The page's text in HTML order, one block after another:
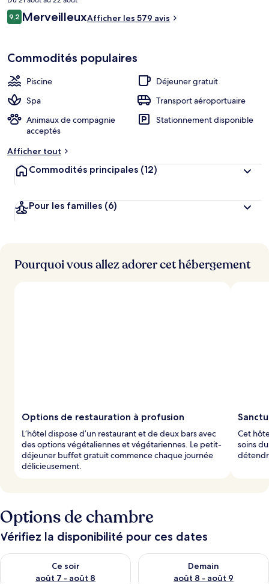
de 688 $ CA
Avis
9,29,2 sur 10 –
MerveilleuxAfficher les 579 avis
Commodités populaires
Piscine
Déjeuner gratuit
Spa
Transport aéroportuaire
Animaux de compagnie
acceptés
Stationnement disponible
Afficher tout
Commodités principales (12)
Pour les familles (6)
Pourquoi vous allez adorer cet hébergement
Options de restauration à profusion
L’hôtel dispose d’un restaurant et de deux bars avec
des options végétaliennes et végétariennes. Le petit-
déjeuner buffet gratuit commence chaque journée
délicieusement.
Cet
soins
Options de chambre
Vérifiez la disponibilité pour ces dates
Ce soir
août 7 - août 8
Vérifier la disponibilité pour ce soir août 7 - août 8
Demain
août 8 - août 9
Vérifier la disponibilité pour